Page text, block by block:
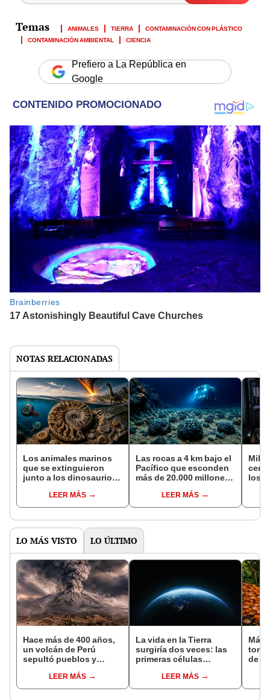
ANIMALES TIERRA
CONTAMINACIÓN CON PLÁSTICO
CONTAMINACIÓN AMBIENTAL
CIENCIA
Prefiero a La República en
Google
NOTAS RELACIONADAS
Los animales marinos
que se extinguieron
junto a los dinosaurios
historia de la Tierra con
sus fósiles
LEER MÁS
Las rocas a 4 km bajo el
Pacífico que esconden
más de 20.000 millones
tesoro submarino único
en la Tierra
LEER MÁS
los
LO MÁS VISTO LO ÚLTIMO
Hace más de 400 años,
un volcán de Perú
sepultó pueblos y
veranos más fríos de la
historia: sigue bajo
LEER MÁS
La vida en la Tierra
surgiría dos veces: las
primeras células
solas en dos momentos
distintos
LEER MÁS
Más
de
el